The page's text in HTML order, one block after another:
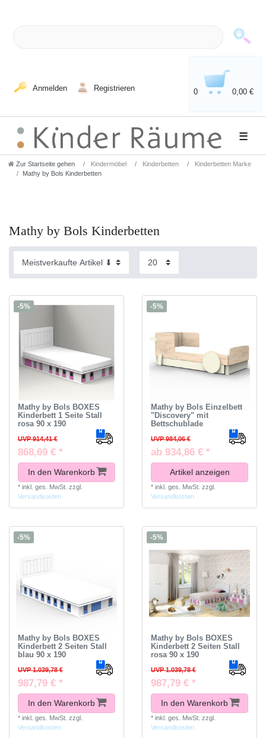
Anmelden Registrieren 0 0,00 €
☰
Zur Startseite gehen Kindermöbel Kinderbetten
Kinderbetten Marke
Mathy by Bols Kinderbetten
Mathy by Bols Kinderbetten
-5%
Mathy by Bols BOXES
Kinderbett 1 Seite Stall
rosa 90 x 190
UVP 914,41 €
868,69 € *
In den Warenkorb
* inkl. ges. MwSt. zzgl.
Versandkosten
-5%
Mathy by Bols Einzelbett
"Discovery" mit
Bettschublade
UVP 984,06 €
ab 934,86 € *
Artikel anzeigen
* inkl. ges. MwSt. zzgl.
Versandkosten
-5%
Mathy by Bols BOXES
Kinderbett 2 Seiten Stall
blau 90 x 190
UVP 1.039,78 €
987,79 € *
In den Warenkorb
* inkl. ges. MwSt. zzgl.
Versandkosten
-5%
Mathy by Bols BOXES
Kinderbett 2 Seiten Stall
rosa 90 x 190
UVP 1.039,78 €
987,79 € *
In den Warenkorb
* inkl. ges. MwSt. zzgl.
Versandkosten